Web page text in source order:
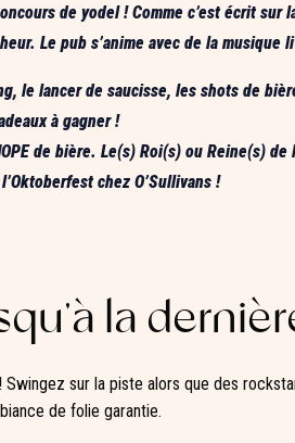
de yodel ! Comme c’est écrit sur
Le pub s’anime avec de la musique
le lancer de saucisse, les shots de
à gagner !
de bière. Le(s) Roi(s) ou Reine(s)
chez O’Sullivans !
la
Swingez sur la piste alors que des
de folie garantie.